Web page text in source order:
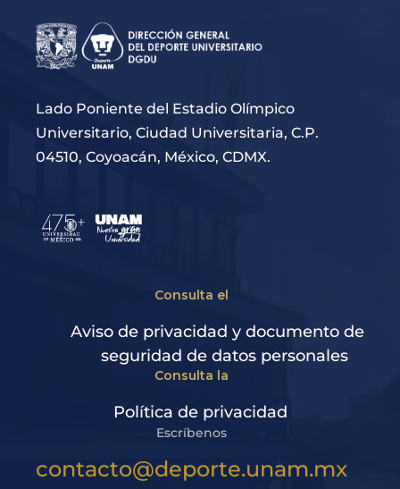
Lado Poniente del Estadio Olímpico
Universitario, Ciudad Universitaria, C.P.
04510, Coyoacán, México, CDMX.
Consulta el
Aviso de privacidad y documento de
seguridad de datos personales
Consulta la
Política de privacidad
Escríbenos
contacto@deporte.unam.mx